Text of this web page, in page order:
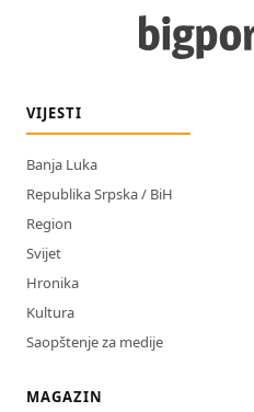
VIJESTI
Banja Luka
Republika Srpska / BiH
Region
Svijet
Hronika
Kultura
Saopštenje za medije
MAGAZIN